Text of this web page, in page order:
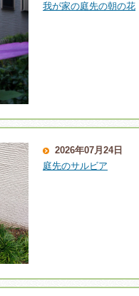
我が家の庭先の朝の花
2026年07月24日
庭先のサルビア